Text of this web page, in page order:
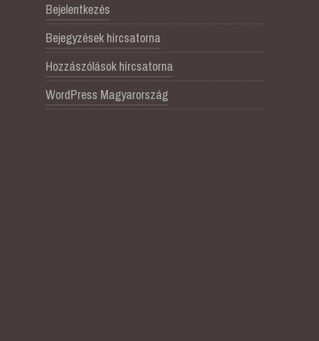
Bejelentkezés
Bejegyzések hírcsatorna
Hozzászólások hírcsatorna
WordPress Magyarország